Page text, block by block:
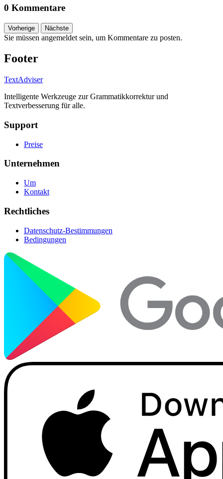
0 Kommentare
Vorherige Nächste
Sie müssen angemeldet sein, um Kommentare zu posten.
Footer
TextAdviser
Intelligente Werkzeuge zur Grammatikkorrektur und
Textverbesserung für alle.
Support
Preise
Unternehmen
Um
Kontakt
Rechtliches
Datenschutz-Bestimmungen
Bedingungen